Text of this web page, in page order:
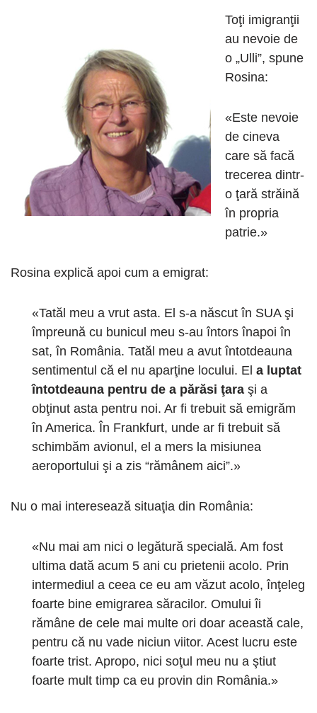
Toţi imigranţii
au nevoie de
o „Ulli”, spune
Rosina:
«Este nevoie
de cineva
care să facă
trecerea dintr-
o ţară străină
în propria
patrie.»
Rosina explică apoi cum a emigrat:
«Tatăl meu a vrut asta. El s-a născut în SUA şi
împreună cu bunicul meu s-au întors înapoi în
sat, în România. Tatăl meu a avut întotdeauna
sentimentul că el nu aparţine locului. El a luptat
întotdeauna pentru de a părăsi ţara şi a
obţinut asta pentru noi. Ar fi trebuit să emigrăm
în America. În Frankfurt, unde ar fi trebuit să
schimbăm avionul, el a mers la misiunea
aeroportului şi a zis “rămânem aici”.»
Nu o mai interesează situaţia din România:
«Nu mai am nici o legătură specială. Am fost
ultima dată acum 5 ani cu prietenii acolo. Prin
intermediul a ceea ce eu am văzut acolo, înţeleg
foarte bine emigrarea săracilor. Omului îi
rămâne de cele mai multe ori doar această cale,
pentru că nu vade niciun viitor. Acest lucru este
foarte trist. Apropo, nici soţul meu nu a ştiut
foarte mult timp ca eu provin din România.»